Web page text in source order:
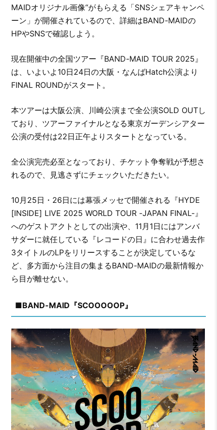
MAIDオリジナル画像“がもらえる「SNSシェアキャンペ
ーン」が開催されているので、詳細はBAND-MAIDの
HPやSNSで確認しよう。
現在開催中の全国ツアー『BAND-MAID TOUR 2025』
は、いよいよ10日24日の大阪・なんばHatch公演より
FINAL ROUNDがスタート。
本ツアーは大阪公演、川崎公演まで全公演SOLD OUTし
ており、ツアーファイナルとなる東京ガーデンシアター
公演の受付は22日正午よりスタートとなっている。
全公演完売必至となっており、チケット争奪戦が予想さ
れるので、見逃さずにチェックいただきたい。
10月25日・26日には幕張メッセで開催される『HYDE
[INSIDE] LIVE 2025 WORLD TOUR -JAPAN FINAL-』
へのゲストアクトとしての出演や、11月1日にはアンバ
サダーに就任している『レコードの日』に合わせ過去作
3タイトルのLPをリリースすることが決定しているな
ど、多方面から注目の集まるBAND-MAIDの最新情報か
ら目が離せない。
■BAND-MAID『SCOOOOOP』